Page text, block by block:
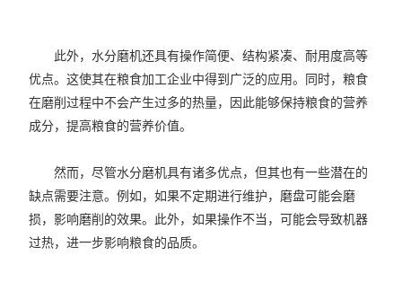
此外，水分磨机还具有操作简便、结构紧凑、耐用度高等
优点。这使其在粮食加工企业中得到广泛的应用。同时，粮食
在磨削过程中不会产生过多的热量，因此能够保持粮食的营养
成分，提高粮食的营养价值。
然而，尽管水分磨机具有诸多优点，但其也有一些潜在的
缺点需要注意。例如，如果不定期进行维护，磨盘可能会磨
损，影响磨削的效果。此外，如果操作不当，可能会导致机器
过热，进一步影响粮食的品质。